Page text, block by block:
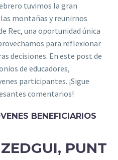
tuvimos la gran
montañas y reunirnos
Rec, una oportunidad única
para reflexionar
decisiones. En este post de
de educadores,
participantes. ¡Sigue
comentarios!
BENEFICIARIOS
PUNT